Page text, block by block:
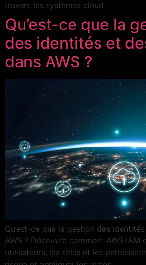
travers les systèmes cloud.
Qu’est-ce que la
des identités et
dans AWS ?
Qu’est-ce que la gestion des
AWS ? Découvre comment AWS IAM
utilisateurs, les rôles et les